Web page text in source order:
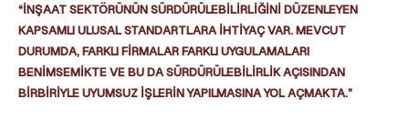
“İNŞAAT SEKTÖRÜNÜN SÜRDÜRÜLEBİLİRLİĞİNİ DÜZENLEYEN
KAPSAMLI ULUSAL STANDARTLARA İHTİYAÇ VAR. MEVCUT
DURUMDA, FARKLI FİRMALAR FARKLI UYGULAMALARI
BENİMSEMİKTE VE BU DA SÜRDÜRÜLEBİLİRLİK AÇISINDAN
BİRBİRİYLE UYUMSUZ İŞLERİN YAPILMASINA YOL AÇMAKTA.”